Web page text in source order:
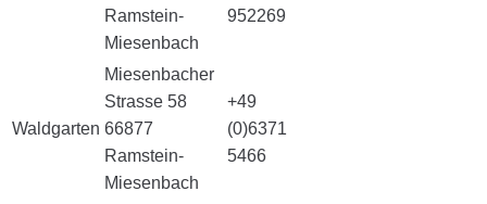
Ramstein-
Miesenbach
952269
Waldgarten
Miesenbacher
Strasse 58
66877
Ramstein-
Miesenbach
+49
(0)6371
5466